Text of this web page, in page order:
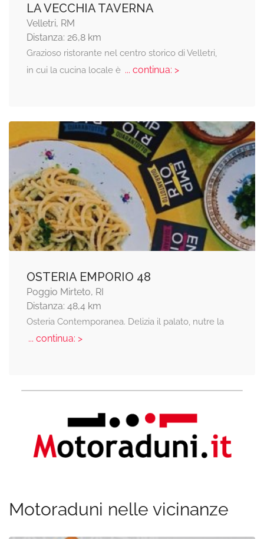
LA VECCHIA TAVERNA
Velletri, RM
Distanza: 26,8 km
Grazioso ristorante nel centro storico di Velletri,
in cui la cucina locale è... continua: >
OSTERIA EMPORIO 48
Poggio Mirteto, RI
Distanza: 48,4 km
Osteria Contemporanea. Delizia il palato, nutre la
... continua: >
Motoraduni nelle vicinanze